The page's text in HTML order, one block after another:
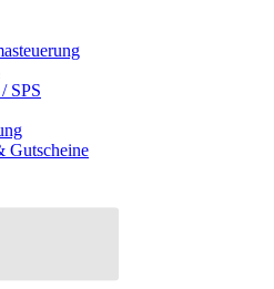
SPS
Gutscheine